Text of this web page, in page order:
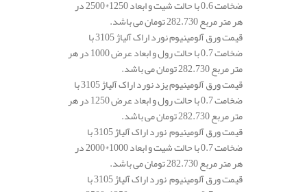
ضخامت 0.6 با حالت شیت و ابعاد 1250*2500 در
هر متر مربع 282.730 تومان می باشد.
قیمت ورق آلومینیوم نورد اراک آلیاژ 3105 با
ضخامت 0.7 با حالت رول و ابعاد عرض 1000 در هر
متر مربع 282.730 تومان می باشد.
قیمت ورق آلومینیوم یزد نورد اراک آلیاژ 3105 با
ضخامت 0.7 با حالت رول و ابعاد عرض 1250 در هر
متر مربع 282.730 تومان می باشد.
قیمت ورق آلومینیوم نورد اراک آلیاژ 3105 با
ضخامت 0.7 با حالت شیت و ابعاد 1000*2000 در
هر متر مربع 282.730 تومان می باشد.
قیمت ورق آلومینیوم نورد اراک آلیاژ 3105 با